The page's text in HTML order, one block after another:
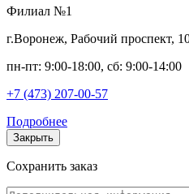
Филиал №1
г.Воронеж, Рабочий проспект,
пн-пт: 9:00-18:00, сб: 9:00-14:00
+7 (473) 207-00-57
Подробнее
Закрыть
Сохранить заказ